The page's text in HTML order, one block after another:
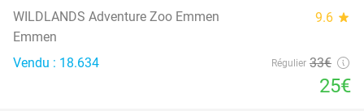
WILDLANDS Adventure Zoo Emmen 9.6 star
Emmen
Vendu : 18.634
Régulier 33€
25€